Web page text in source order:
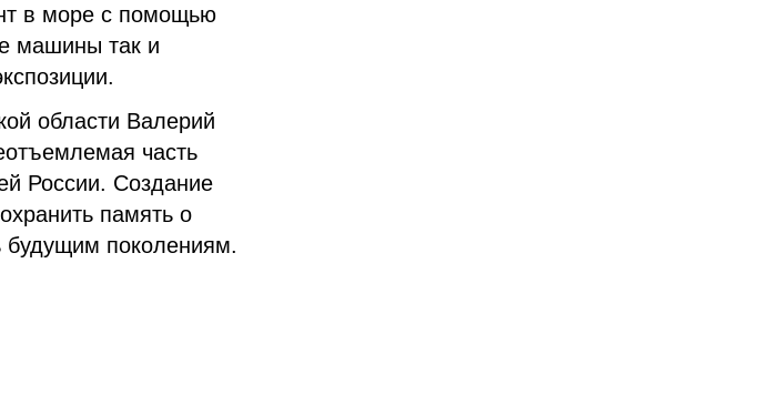
в море с помощью
машины так и
области Валерий
часть
России. Создание
память о
будущим поколениям.